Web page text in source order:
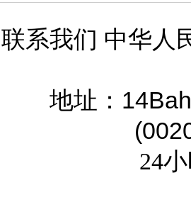
联系我们 中华人
地址：
24